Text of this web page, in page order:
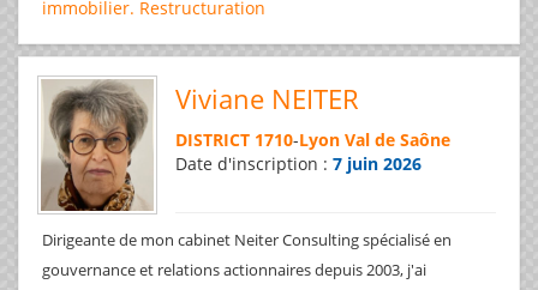
immobilier. Restructuration
Viviane NEITER
DISTRICT 1710-Lyon Val de Saône
Date d'inscription : 7 juin 2026
Dirigeante de mon cabinet Neiter Consulting spécialisé en
gouvernance et relations actionnaires depuis 2003, j'ai